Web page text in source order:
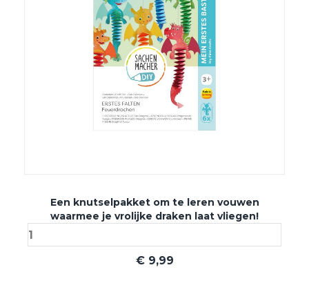
Een knutselpakket om te leren vouwen
waarmee je vrolijke draken laat vliegen!
€ 9,99